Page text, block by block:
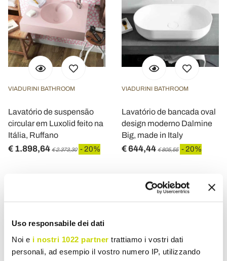
Uso responsabile dei dati
Noi e i nostri 1022 partner trattiamo i vostri dati
personali, ad esempio il vostro numero IP, utilizzando
VIADURINI BATHROOM
Lavatório de suspensão
circular em Luxolid feito na
Itália, Ruffano
€ 1.898,64 € 2.373,30 - 20%
VIADURINI BATHROOM
Lavatório de bancada oval
design moderno Dalmine
Big, made in Italy
€ 644,44 € 805,55 - 20%